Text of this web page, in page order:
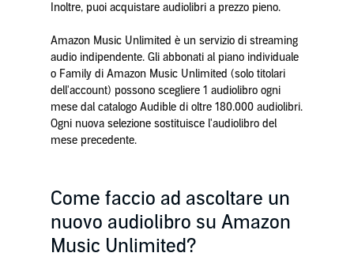
Inoltre, puoi acquistare audiolibri a prezzo pieno.
Amazon Music Unlimited è un servizio di streaming
audio indipendente. Gli abbonati al piano individuale
o Family di Amazon Music Unlimited (solo titolari
dell'account) possono scegliere 1 audiolibro ogni
mese dal catalogo Audible di oltre 180.000 audiolibri.
Ogni nuova selezione sostituisce l'audiolibro del
mese precedente.
Come faccio ad ascoltare un
nuovo audiolibro su Amazon
Music Unlimited?